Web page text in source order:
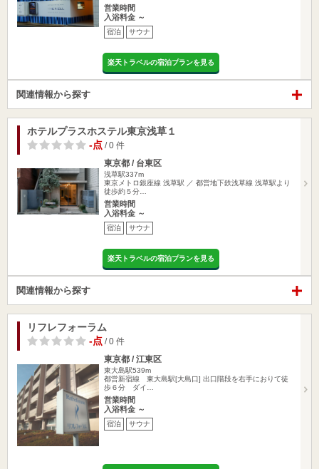
営業時間
入浴料金 ～
宿泊 サウナ
楽天トラベルの宿泊プランを見る
関連情報から探す
ホテルプラスホステル東京浅草１
-点 / 0 件
東京都 / 台東区
浅草駅337m
東京メトロ銀座線 浅草駅 ／ 都営地下鉄浅草線 浅草駅より
徒歩約５分…
営業時間
入浴料金 ～
宿泊 サウナ
楽天トラベルの宿泊プランを見る
関連情報から探す
リフレフォーラム
-点 / 0 件
東京都 / 江東区
東大島駅539m
都営新宿線 東大島駅[大島口] 出口階段を右手におりて徒
歩６分 ダイ…
営業時間
入浴料金 ～
宿泊 サウナ